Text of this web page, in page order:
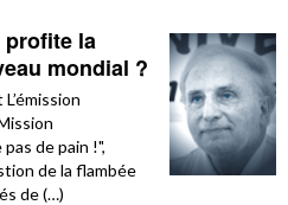
profite la
mondial ?
de pain !",
de la flambée
de (…)